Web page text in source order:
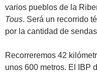
varios pueblos de la
Tous. Será un recorrido
por la cantidad de
Recorreremos 42
unos 600 metros. El IBP